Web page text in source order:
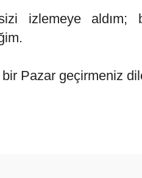
izlemeye aldım;
Pazar geçirmeniz